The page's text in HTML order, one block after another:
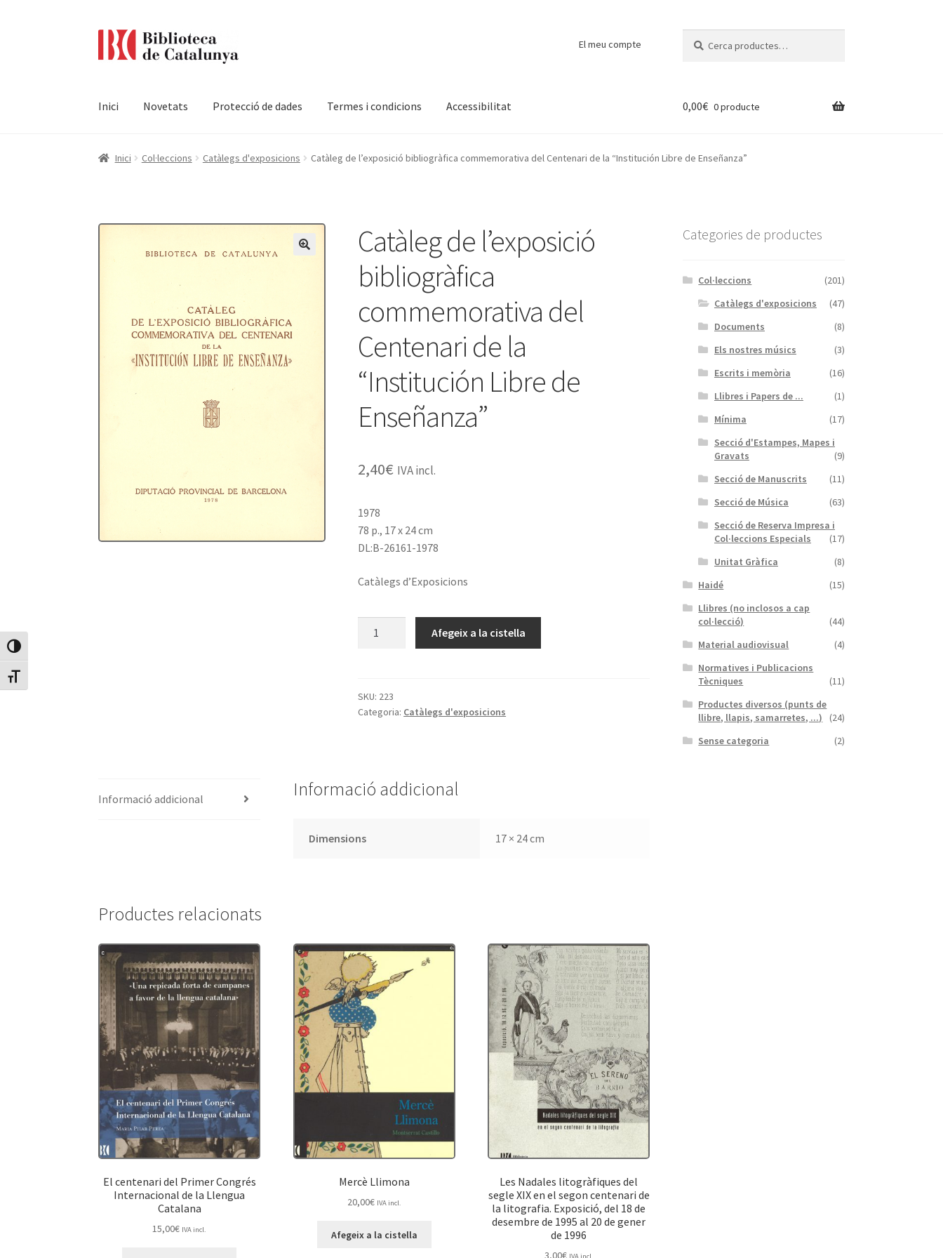
Canvia Alt Contrast
Canvia mida de lletra
El meu compte
Inici Novetats Protecció de dades Termes i condicions Accessibilitat
Pàgina d'inici Accessibilitat Cistella El meu compte Finalitzar compra Novetats Payment Protecció de dades
0,00€ 0 producte
Inici Col·leccions Catàlegs d'exposicions Catàleg de l’exposició bibliogràfica commemorativa del Centenari de la “Institución Libre de Enseñanza”
Catàleg de l’exposició
bibliogràfica
commemorativa del
Centenari de la
“Institución Libre de
Enseñanza”
2,40€ IVA incl.
1978
78 p., 17 x 24 cm
DL:B-26161-1978
Catàlegs d’Exposicions
l'exposició
bibliogràfica
de
Libre
Afegeix a la cistella
SKU: 223
Categoria: Catàlegs d'exposicions
Informació addicional Informació addicional
Dimensions 17 × 24 cm
Productes relacionats
El centenari del Primer Congrés
Internacional de la Llengua
Catalana
15,00€ IVA incl.
Mercè Llimona
20,00€ IVA incl.
Afegeix a la cistella
Les Nadales litogràfiques del
segle XIX en el segon centenari de
la litografia. Exposició, del 18 de
desembre de 1995 al 20 de gener
de 1996
3,00€
Categories de productes
Col·leccions
(201)
Catàlegs d'exposicions
(47)
Documents
(8)
Els nostres músics
(3)
Escrits i memòria
(16)
Llibres i Papers de ...
(1)
Mínima
(17)
Secció d'Estampes, Mapes i
Gravats
(9)
Secció de Manuscrits
(11)
Secció de Música
(63)
Secció de Reserva Impresa i
Col·leccions Especials
(17)
Unitat Gràfica
(8)
Haidé
(15)
Llibres (no inclosos a cap
col·lecció)
(44)
Material audiovisual
(4)
Normatives i Publicacions
Tècniques
(11)
Productes diversos (punts de
llibre, llapis, samarretes, ...)
(24)
Sense categoria
(2)